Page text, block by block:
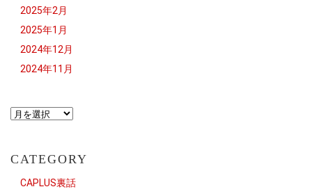
2025年2月
2025年1月
2024年12月
2024年11月
CATEGORY
CAPLUS裏話